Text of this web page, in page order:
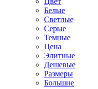
Белые
Светлые
Серые
Темные
Цена
Элитные
Дешевые
Размеры
Большие